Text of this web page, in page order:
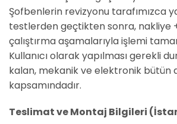
Şofbenlerin revizyonu tarafımızca
testlerden geçtikten sonra, nakliye
çalıştırma aşamalarıyla işlemi
Kullanıcı olarak yapılması gerekli
kalan, mekanik ve elektronik bütün
kapsamındadır.
Teslimat ve Montaj Bilgileri